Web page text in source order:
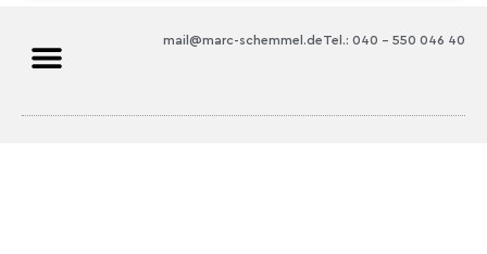
Tel.: 040 – 550 046 40
mail@marc-schemmel.de